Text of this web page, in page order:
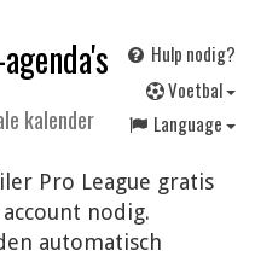
kalender
Hulp nodig?
Voetbal
Language
Pro League gratis
nodig.
automatisch